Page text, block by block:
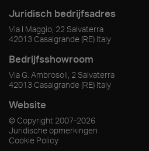
Juridisch bedrijfsadres
Via I Maggio, 22 Salvaterra
42013 Casalgrande (RE) Italy
Bedrijfsshowroom
Via G. Ambrosoli, 2 Salvaterra
42013 Casalgrande (RE) Italy
Website
© Copyright 2007-2026
Juridische opmerkingen
Cookie Policy